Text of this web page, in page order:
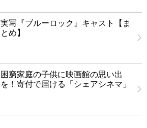
実写『ブルーロック』キャスト【ま
とめ】
困窮家庭の子供に映画館の思い出
を！寄付で届ける「シェアシネマ」